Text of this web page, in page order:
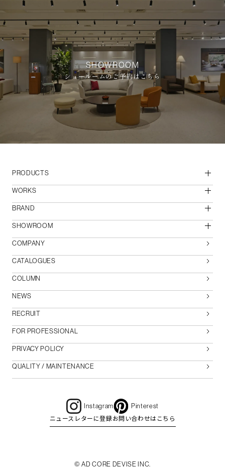
SHOWROOM
ショールームのご予約はこちら
PRODUCTS
WORKS
BRAND
SHOWROOM
COMPANY
CATALOGUES
COLUMN
NEWS
RECRUIT
FOR PROFESSIONAL
PRIVACY POLICY
QUALITY / MAINTENANCE
Instagram Pinterest
ニュースレターに登録お問い合わせはこちら
© AD CORE DEVISE INC.